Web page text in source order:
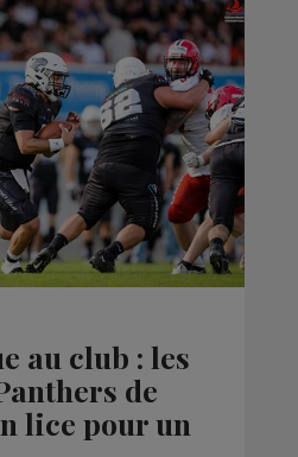
au club : les
de
lice pour un